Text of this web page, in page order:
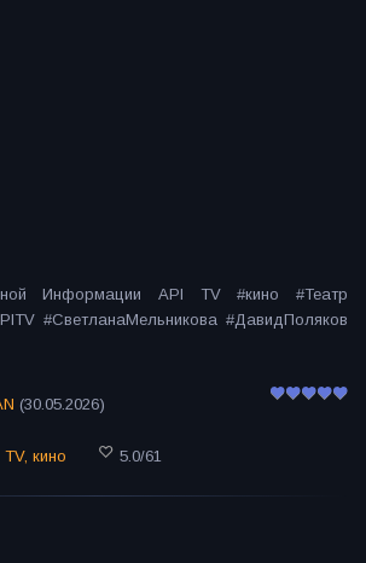
Информации API TV #кино #Театр
#СветланаМельникова #ДавидПоляков
(30.05.2026)
TV, кино 5.0/61